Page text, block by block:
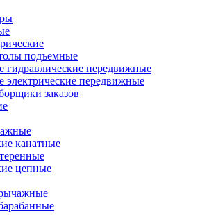
подъемные
передвижные
передвижные
заказов
канатные
цепные